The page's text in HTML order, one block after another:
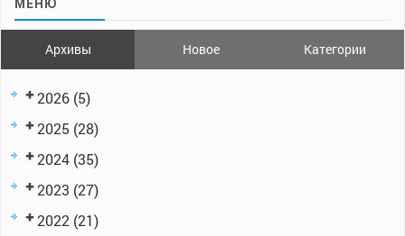
МЕНЮ
Архивы Новое Категории
2026 (5)
2025 (28)
2024 (35)
2023 (27)
2022 (21)